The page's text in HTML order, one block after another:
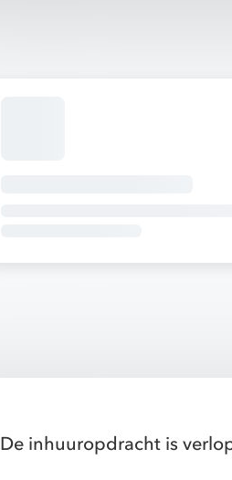
De inhuuropdracht is